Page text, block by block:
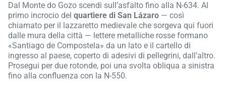
Dal Monte do Gozo scendi sull’asfalto fino alla N-634. Al
primo incrocio del quartiere di San Lázaro — così
chiamato per il lazzaretto medievale che sorgeva qui fuori
dalle mura della città — lettere metalliche rosse formano
«Santiago de Compostela» da un lato e il cartello di
ingresso al paese, coperto di adesivi di pellegrini, dall’altro.
Prosegui per due rotonde, poi una svolta obliqua a sinistra
fino alla confluenza con la N-550.